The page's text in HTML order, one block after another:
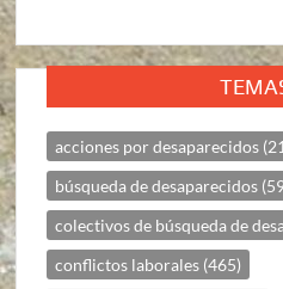
acciones por desaparecidos
búsqueda de desaparecidos
colectivos de búsqueda de
conflictos laborales (465)